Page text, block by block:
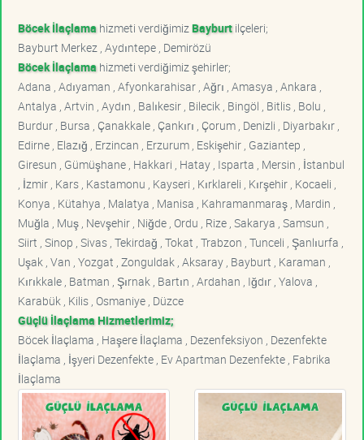
Böcek İlaçlama hizmeti verdiğimiz Bayburtilçeleri;
Bayburt Merkez , Aydıntepe , Demirözü
Böcek İlaçlama hizmeti verdiğimiz şehirler;
Adana , Adıyaman , Afyonkarahisar , Ağrı , Amasya , Ankara ,
Antalya , Artvin , Aydın , Balıkesir , Bilecik , Bingöl , Bitlis , Bolu ,
Burdur , Bursa , Çanakkale , Çankırı , Çorum , Denizli , Diyarbakır ,
Edirne , Elazığ , Erzincan , Erzurum , Eskişehir , Gaziantep ,
Giresun , Gümüşhane , Hakkari , Hatay , Isparta , Mersin , İstanbul
, İzmir , Kars , Kastamonu , Kayseri , Kırklareli , Kırşehir , Kocaeli ,
Konya , Kütahya , Malatya , Manisa , Kahramanmaraş , Mardin ,
Muğla , Muş , Nevşehir , Niğde , Ordu , Rize , Sakarya , Samsun ,
Siirt , Sinop , Sivas , Tekirdağ , Tokat , Trabzon , Tunceli , Şanlıurfa ,
Uşak , Van , Yozgat , Zonguldak , Aksaray , Bayburt , Karaman ,
Kırıkkale , Batman , Şırnak , Bartın , Ardahan , Iğdır , Yalova ,
Karabük , Kilis , Osmaniye , Düzce
Güçlü İlaçlama Hizmetlerimiz;
Böcek İlaçlama , Haşere İlaçlama , Dezenfeksiyon , Dezenfekte
İlaçlama , İşyeri Dezenfekte , Ev Apartman Dezenfekte , Fabrika
İlaçlama